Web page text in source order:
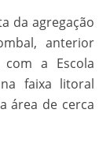
da agregação
anterior
com a Escola
faixa litoral
área de cerca